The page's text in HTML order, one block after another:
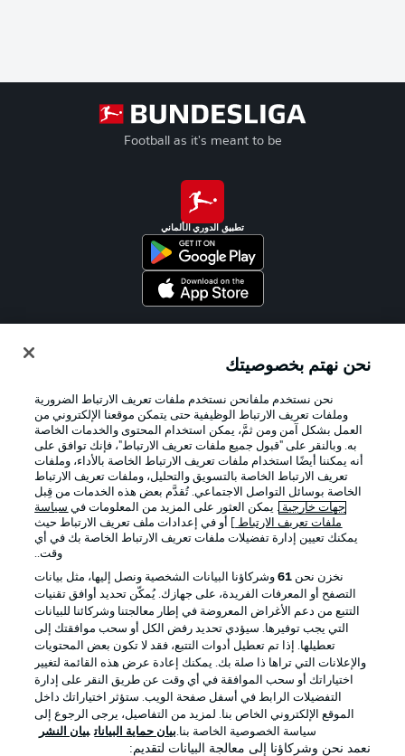
Football as it's meant to be
تطبيق الدوري الألماني
الإعلانات الإخطارات القانونية
شروط الاستخدام الوظائف
جهة النشر تواصل معنا
اللاعبون
نحن نهتم بخصوصيتك
نحن نستخدم ملفانحن نستخدم ملفات تعريف الارتباط الضرورية
وملفات تعريف الارتباط الوظيفية حتى يتمكن موقعنا الإلكتروني من
العمل بشكل آمن ومن ثمَّ، يمكن استخدام المحتوى والخدمات الخاصة
به. وبالنقر على "قبول جميع ملفات تعريف الارتباط"، فإنك توافق على
أنه يمكننا أيضًا استخدام ملفات تعريف الارتباط الخاصة بالأداء، وملفات
تعريف الارتباط الخاصة بالتسويق والتحليل، وملفات تعريف الارتباط
الخاصة بوسائل التواصل الاجتماعي. تُقدَّم بعض هذه الخدمات من قِبل
جهات خارجية . يمكن العثور على المزيد من المعلومات في سياسة
ملفات تعريف الارتباط
] أو في إعدادات ملف تعريف الارتباط حيث
يمكنك تعيين إدارة تفضيلات ملفات تعريف الارتباط الخاصة بك في أي
وقت..
نخزن نحن 61وشركاؤنا البيانات الشخصية ونصل إليها، مثل بيانات
التصفح أو المعرفات الفريدة، على جهازك. يُمكّن تحديد أوافق تقنيات
التتبع من دعم الأغراض المعروضة في إطار معالجتنا وشركائنا للبيانات
التي يجب توفيرها. سيؤدي تحديد رفض الكل أو سحب موافقتك إلى
تعطيلها. إذا تم تعطيل أدوات التتبع، فقد لا تكون بعض المحتويات
والإعلانات التي تراها ذا صلة بك. يمكنك إعادة عرض هذه القائمة لتغيير
اختياراتك أو سحب الموافقة في أي وقت عن طريق النقر على إدارة
التفضيلات الرابط في أسفل صفحة الويب. ستؤثر اختياراتك داخل
الموقع الإلكتروني الخاص بنا. لمزيد من التفاصيل، يرجى الرجوع إلى
سياسة الخصوصية الخاصة بنا.بيان حماية البيانات بيان النشر
نعمد نحن وشركاؤنا إلى معالجة البيانات لتقديم: